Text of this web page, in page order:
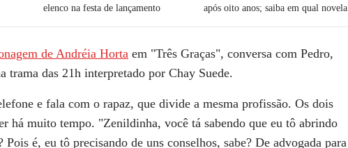
elenco na festa de lançamento
após oito anos; saiba em qual novela
de Andréia Horta em "Três Graças", conversa com Pedro,
trama das 21h interpretado por Chay Suede.
e fala com o rapaz, que divide a mesma profissão. Os dois
há muito tempo. "Zenildinha, você tá sabendo que eu tô abrindo
é, eu tô precisando de uns conselhos, sabe? De advogada para